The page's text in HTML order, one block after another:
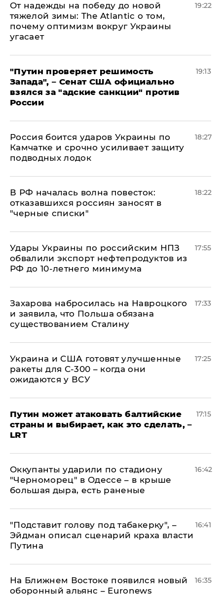
От надежды на победу до новой
тяжелой зимы: The Atlantic о том,
почему оптимизм вокруг Украины
угасает
19:22
"Путин проверяет решимость
Запада", – Сенат США официально
взялся за "адские санкции" против
России
19:13
Россия боится ударов Украины по
Камчатке и срочно усиливает защиту
подводных лодок
18:27
​В РФ началась волна повесток:
отказавшихся россиян заносят в
"черные списки"
18:22
Удары Украины по российским НПЗ
обвалили экспорт нефтепродуктов из
РФ до 10-летнего минимума
17:55
​Захарова набросилась на Навроцкого
и заявила, что Польша обязана
существованием Сталину
17:33
Украина и США готовят улучшенные
ракеты для С-300 – когда они
ожидаются у ВСУ
17:25
Путин может атаковать балтийские
страны и выбирает, как это сделать, –
LRT
17:15
Оккупанты ударили по стадиону
"Черноморец" в Одессе – в крыше
большая дыра, есть раненые
16:42
​"Подставит голову под табакерку", –
Эйдман описал сценарий краха власти
Путина
16:41
На Ближнем Востоке появился новый
оборонный альянс – Euronews
16:35